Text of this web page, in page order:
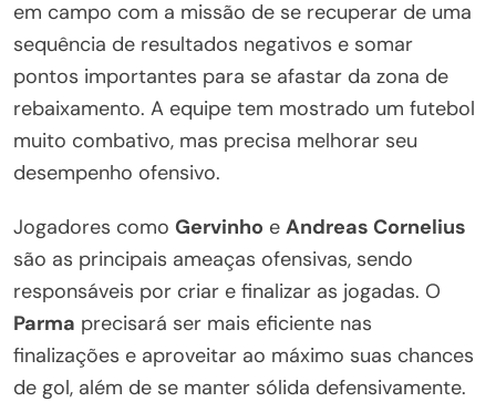
em campo com a missão de se recuperar de uma
sequência de resultados negativos e somar
pontos importantes para se afastar da zona de
rebaixamento. A equipe tem mostrado um futebol
muito combativo, mas precisa melhorar seu
desempenho ofensivo.
Jogadores como Gervinho e Andreas Cornelius
são as principais ameaças ofensivas, sendo
responsáveis por criar e finalizar as jogadas. O
Parma precisará ser mais eficiente nas
finalizações e aproveitar ao máximo suas chances
de gol, além de se manter sólida defensivamente.